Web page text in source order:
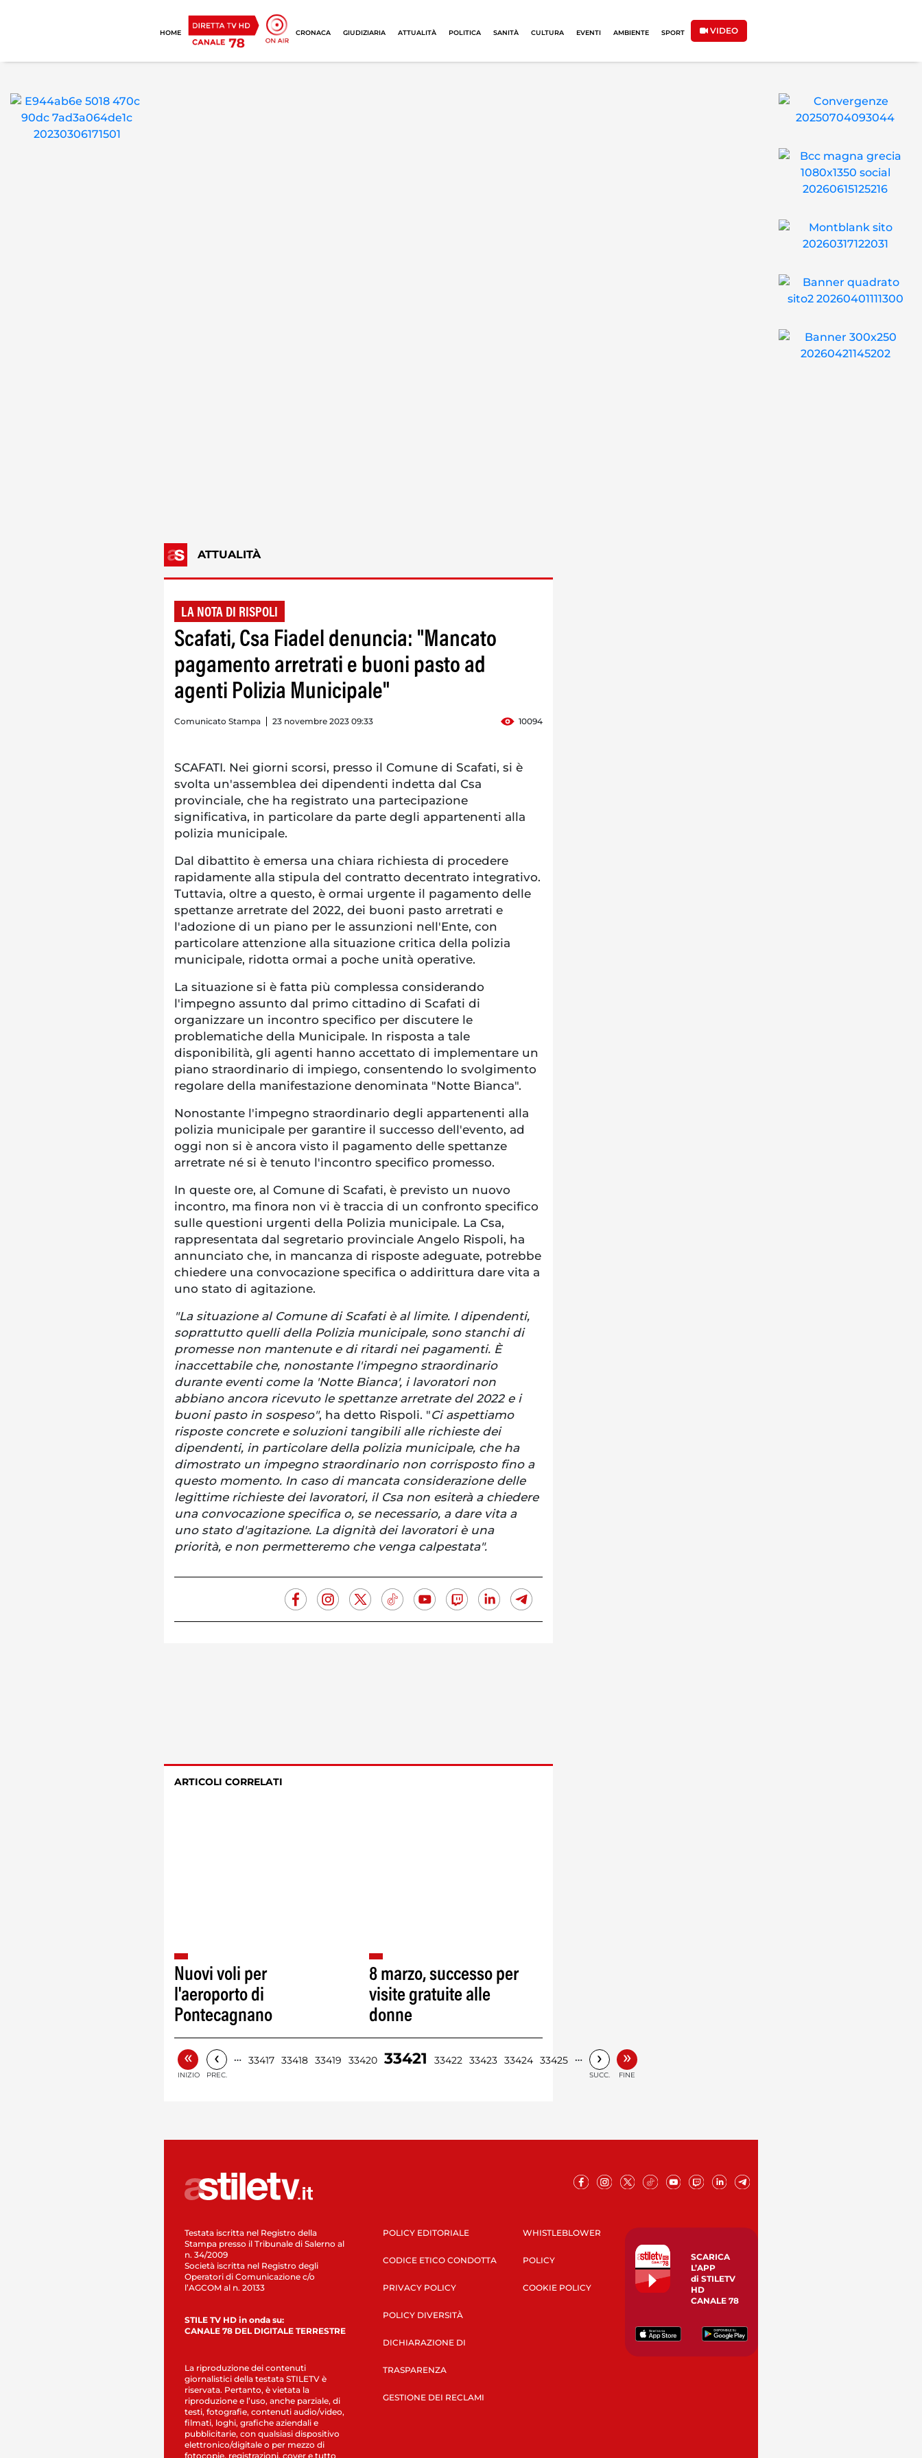
HOME CRONACA GIUDIZIARIA ATTUALITÀ POLITICA SANITÀ CULTURA EVENTI AMBIENTE SPORT VIDEO
ATTUALITÀ
LA NOTA DI RISPOLI
Scafati, Csa Fiadel denuncia: "Mancato
pagamento arretrati e buoni pasto ad
agenti Polizia Municipale"
Comunicato Stampa 23 novembre 2023 09:33 10094
SCAFATI. Nei giorni scorsi, presso il Comune di Scafati, si è
svolta un'assemblea dei dipendenti indetta dal Csa
provinciale, che ha registrato una partecipazione
significativa, in particolare da parte degli appartenenti alla
polizia municipale.
Dal dibattito è emersa una chiara richiesta di procedere
rapidamente alla stipula del contratto decentrato integrativo.
Tuttavia, oltre a questo, è ormai urgente il pagamento delle
spettanze arretrate del 2022, dei buoni pasto arretrati e
l'adozione di un piano per le assunzioni nell'Ente, con
particolare attenzione alla situazione critica della polizia
municipale, ridotta ormai a poche unità operative.
La situazione si è fatta più complessa considerando
l'impegno assunto dal primo cittadino di Scafati di
organizzare un incontro specifico per discutere le
problematiche della Municipale. In risposta a tale
disponibilità, gli agenti hanno accettato di implementare un
piano straordinario di impiego, consentendo lo svolgimento
regolare della manifestazione denominata "Notte Bianca".
Nonostante l'impegno straordinario degli appartenenti alla
polizia municipale per garantire il successo dell'evento, ad
oggi non si è ancora visto il pagamento delle spettanze
arretrate né si è tenuto l'incontro specifico promesso.
In queste ore, al Comune di Scafati, è previsto un nuovo
incontro, ma finora non vi è traccia di un confronto specifico
sulle questioni urgenti della Polizia municipale. La Csa,
rappresentata dal segretario provinciale Angelo Rispoli, ha
annunciato che, in mancanza di risposte adeguate, potrebbe
chiedere una convocazione specifica o addirittura dare vita a
uno stato di agitazione.
"La situazione al Comune di Scafati è al limite. I dipendenti,
soprattutto quelli della Polizia municipale, sono stanchi di
promesse non mantenute e di ritardi nei pagamenti. È
inaccettabile che, nonostante l'impegno straordinario
durante eventi come la 'Notte Bianca', i lavoratori non
abbiano ancora ricevuto le spettanze arretrate del 2022 e i
buoni pasto in sospeso", ha detto Rispoli. "Ci aspettiamo
risposte concrete e soluzioni tangibili alle richieste dei
dipendenti, in particolare della polizia municipale, che ha
dimostrato un impegno straordinario non corrisposto fino a
questo momento. In caso di mancata considerazione delle
legittime richieste dei lavoratori, il Csa non esiterà a chiedere
una convocazione specifica o, se necessario, a dare vita a
uno stato d'agitazione. La dignità dei lavoratori è una
priorità, e non permetteremo che venga calpestata".
ARTICOLI CORRELATI
Nuovi voli per
l'aeroporto di
Pontecagnano
8 marzo, successo per
visite gratuite alle
donne
«
INIZIO
‹
PREC.
… 33417 33418 33419 33420 33421 33422 33423 33424 33425 … ›
SUCC.
»
FINE
Testata iscritta nel Registro della
Stampa presso il Tribunale di Salerno al
n. 34/2009
Società iscritta nel Registro degli
Operatori di Comunicazione c/o
l’AGCOM al n. 20133
STILE TV HD in onda su:
CANALE 78 DEL DIGITALE TERRESTRE
La riproduzione dei contenuti
giornalistici della testata STILETV è
riservata. Pertanto, è vietata la
riproduzione e l’uso, anche parziale, di
testi, fotografie, contenuti audio/video,
filmati, loghi, grafiche aziendali e
pubblicitarie, con qualsiasi dispositivo
elettronico/digitale o per mezzo di
fotocopie, registrazioni, cover e tutto
POLICY EDITORIALE
CODICE ETICO CONDOTTA
PRIVACY POLICY
POLICY DIVERSITÀ
DICHIARAZIONE DI
TRASPARENZA
GESTIONE DEI RECLAMI
WHISTLEBLOWER
POLICY
COOKIE POLICY
SCARICA
L’APP
di STILETV
HD
CANALE 78